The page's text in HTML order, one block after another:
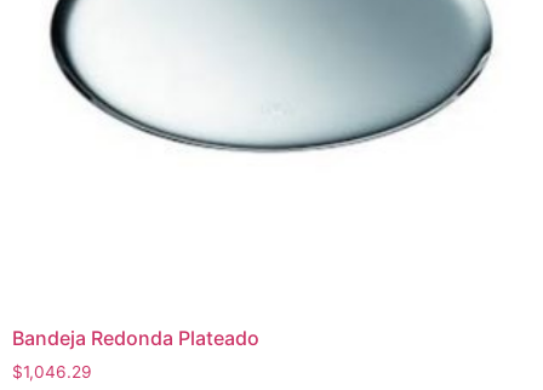
Bandeja Redonda Plateado
$1,046.29